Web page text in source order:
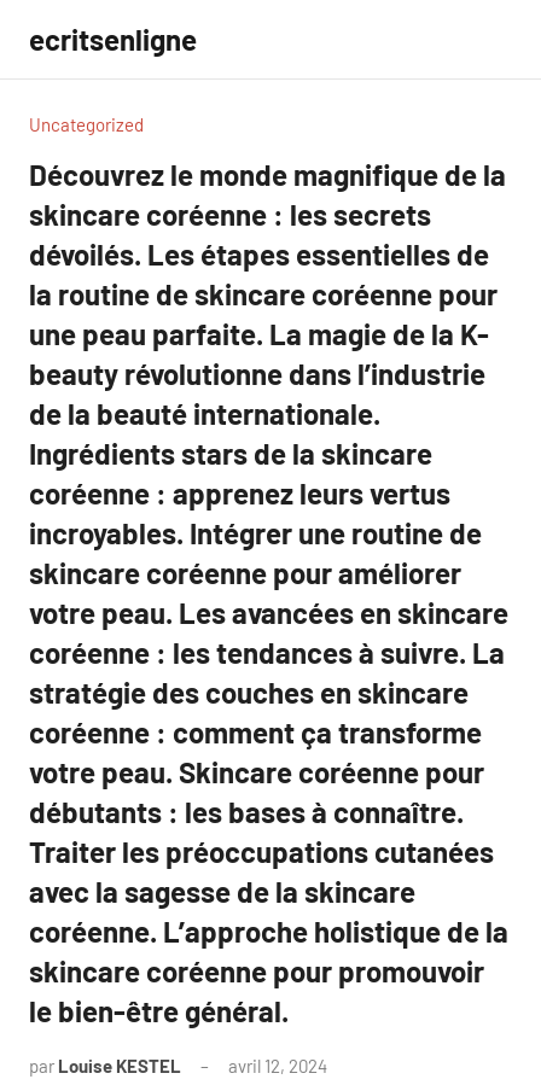
contenu
ecritsenligne
Uncategorized
Découvrez le monde magnifique de la
skincare coréenne : les secrets
dévoilés. Les étapes essentielles de
la routine de skincare coréenne pour
une peau parfaite. La magie de la K-
beauty révolutionne dans l’industrie
de la beauté internationale.
Ingrédients stars de la skincare
coréenne : apprenez leurs vertus
incroyables. Intégrer une routine de
skincare coréenne pour améliorer
votre peau. Les avancées en skincare
coréenne : les tendances à suivre. La
stratégie des couches en skincare
coréenne : comment ça transforme
votre peau. Skincare coréenne pour
débutants : les bases à connaître.
Traiter les préoccupations cutanées
avec la sagesse de la skincare
coréenne. L’approche holistique de la
skincare coréenne pour promouvoir
le bien-être général.
par Louise KESTEL avril 12, 2024